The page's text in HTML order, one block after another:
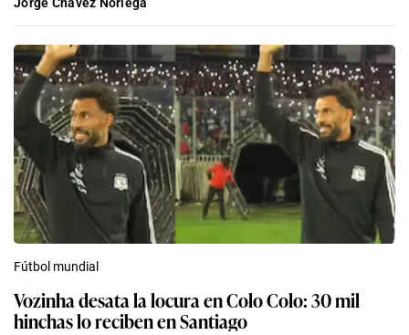
Fútbol mundial
Vozinha desata la locura en Colo Colo: 30 mil
hinchas lo reciben en Santiago